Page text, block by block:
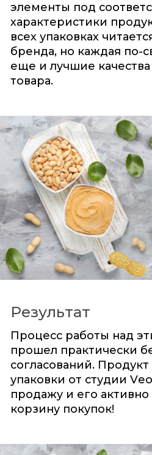
элементы под
характеристики
всех упаковках
бренда, но каждая по-
еще и лучшие
товара.
Результат
Процесс работы над
прошел практически
согласований.
упаковки от студии
продажу и его активно
корзину покупок!